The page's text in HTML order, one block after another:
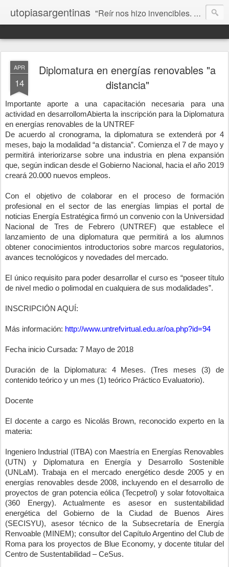
utopiasargentinas "Reír nos hizo invencibles. No como los que siempre ganan, sino como aquellos que no se rinden”. Frida Kahlo
APR
14
Diplomatura en energías renovables "a
distancia"
Importante aporte a una capacitación necesaria para una
actividad en desarrollomAbierta la inscripción para la Diplomatura
en energías renovables de la UNTREF
De acuerdo al cronograma, la diplomatura se extenderá por 4
meses, bajo la modalidad “a distancia”. Comienza el 7 de mayo y
permitirá interiorizarse sobre una industria en plena expansión
que, según indican desde el Gobierno Nacional, hacia el año 2019
creará 20.000 nuevos empleos.
Con el objetivo de colaborar en el proceso de formación
profesional en el sector de las energías limpias el portal de
noticias Energía Estratégica firmó un convenio con la Universidad
Nacional de Tres de Febrero (UNTREF) que establece el
lanzamiento de una diplomatura que permitirá a los alumnos
obtener conocimientos introductorios sobre marcos regulatorios,
avances tecnológicos y novedades del mercado.
El único requisito para poder desarrollar el curso es “poseer título
de nivel medio o polimodal en cualquiera de sus modalidades”.
INSCRIPCIÓN AQUÍ:
Más información: http://www.untrefvirtual.edu.ar/oa.php?id=94
Fecha inicio Cursada: 7 Mayo de 2018
Duración de la Diplomatura: 4 Meses. (Tres meses (3) de
contenido teórico y un mes (1) teórico Práctico Evaluatorio).
Docente
El docente a cargo es Nicolás Brown, reconocido experto en la
materia:
Ingeniero Industrial (ITBA) con Maestría en Energías Renovables
(UTN) y Diplomatura en Energía y Desarrollo Sostenible
(UNLaM). Trabaja en el mercado energético desde 2005 y en
energías renovables desde 2008, incluyendo en el desarrollo de
proyectos de gran potencia eólica (Tecpetrol) y solar fotovoltaica
(360 Energy). Actualmente es asesor en sustentabilidad
energética del Gobierno de la Ciudad de Buenos Aires
(SECISYU), asesor técnico de la Subsecretaría de Energía
Renvoable (MINEM); consultor del Capítulo Argentino del Club de
Roma para los proyectos de Blue Economy, y docente titular del
Centro de Sustentabilidad – CeSus.